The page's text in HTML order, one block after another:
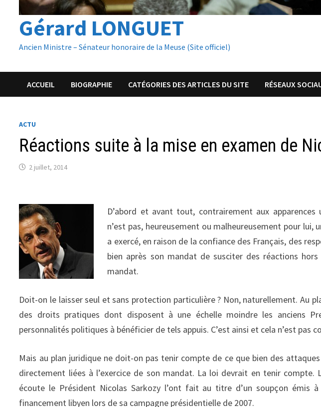
Gérard LONGUET
Ancien Ministre – Sénateur honoraire de la Meuse (Site officiel)
ACCUEIL BIOGRAPHIE CATÉGORIES DES ARTICLES DU SITE RÉSEAUX
ACTU
Réactions suite à la mise en examen de
2 juillet, 2014
D’abord et avant tout, contrairement aux
n’est pas, heureusement ou malheureusement pour lui,
a exercé, en raison de la confiance des Français, des
bien après son mandat de susciter des réactions
mandat.
Doit-on le laisser seul et sans protection particulière ? Non, naturellement. Au
des droits pratiques dont disposent à une échelle moindre les anciens
personnalités politiques à bénéficier de tels appuis. C’est ainsi et cela n’est pas
Mais au plan juridique ne doit-on pas tenir compte de ce que bien des
directement liées à l’exercice de son mandat. La loi devrait en tenir
écoute le Président Nicolas Sarkozy l’ont fait au titre d’un soupçon émis à
financement libyen lors de sa campagne présidentielle de 2007.